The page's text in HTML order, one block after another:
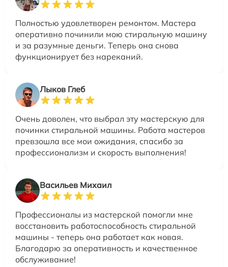
Полностью удовлетворен ремонтом. Мастера
оперативно починили мою стиральную машину
и за разумные деньги. Теперь она снова
функционирует без нареканий.
Лыков Глеб
Очень доволен, что выбрал эту мастерскую для
починки стиральной машины. Работа мастеров
превзошла все мои ожидания, спасибо за
профессионализм и скорость выполнения!
Васильев Михаил
Профессионалы из мастерской помогли мне
восстановить работоспособность стиральной
машины - теперь она работает как новая.
Благодарю за оперативность и качественное
обслуживание!